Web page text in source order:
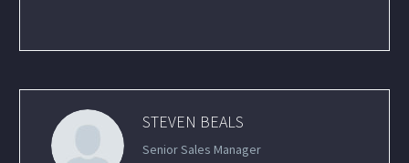
STEVEN BEALS
Senior Sales Manager